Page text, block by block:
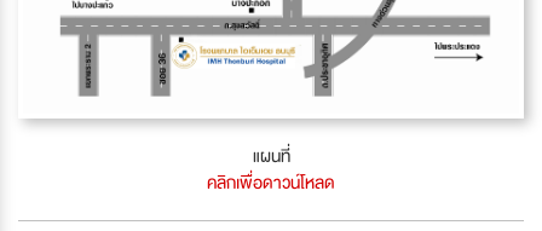
แผนที่
คลิกเพื่อดาวน์โหลด